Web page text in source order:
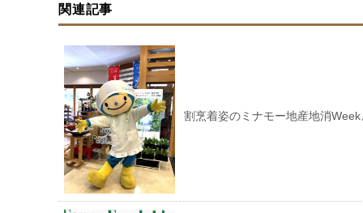
関連記事
割烹着姿のミナモー地産地消